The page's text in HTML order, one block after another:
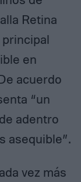
Retina
en
acuerdo
“un
adentro
asequible”.
vez más